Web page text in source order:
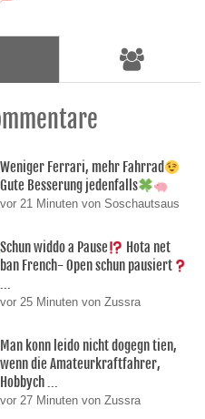
Weniger Ferrari, mehr Fahrrad
Gute Besserung jedenfalls
vor 21 Minuten von Soschautsaus
Schun widdo a Pause
Hota net
ban French- Open schun pausiert
...
vor 25 Minuten von Zussra
Man konn leido nicht dogegn tien,
wenn die Amateurkraftfahrer,
Hobbych ...
vor 27 Minuten von Zussra